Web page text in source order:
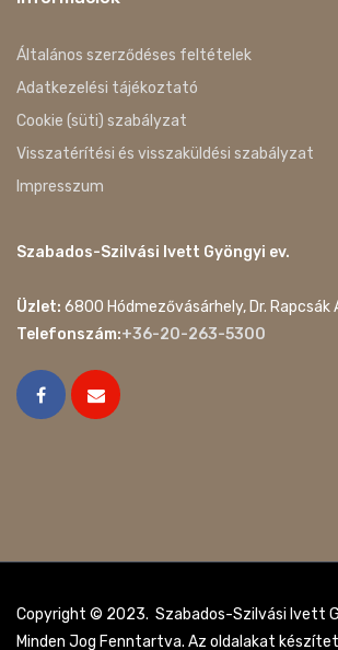
Általános szerződéses feltételek
Adatkezelési tájékoztató
Cookie (süti) szabályzat
Visszatérítési és visszaküldési szabályzat
Impresszum
Szabados-Szilvási Ivett Gyöngyi ev.
Üzlet: 6800 Hódmezővásárhely, Dr. Rapcsák
Telefonszám:+36-20-263-5300
Copyright © 2023. Szabados-Szilvási Ivett
Minden Jog Fenntartva. Az oldalakat